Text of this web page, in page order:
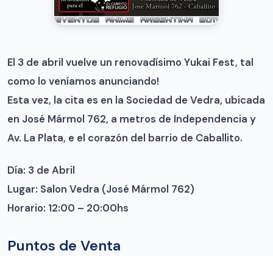
El 3 de abril vuelve un renovadísimo Yukai Fest, tal
como lo veníamos anunciando!
Esta vez, la cita es en la Sociedad de Vedra, ubicada
en José Mármol 762, a metros de Independencia y
Av. La Plata, e el corazón del barrio de Caballito.
Día: 3 de Abril
Lugar: Salon Vedra (José Mármol 762)
Horario: 12:00 – 20:00hs
Puntos de Venta